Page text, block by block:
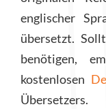
englischer
übersetzt.
benötigen,
kostenlosen
Übersetzers.